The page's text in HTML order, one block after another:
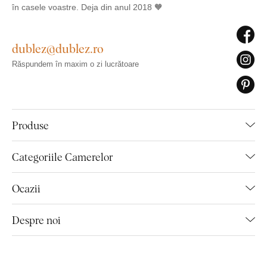
în casele voastre. Deja din anul 2018 🧡
Produse
Categoriile Camerelor
Ocazii
Despre noi
dublez@dublez.ro
Răspundem în maxim o zi lucrătoare